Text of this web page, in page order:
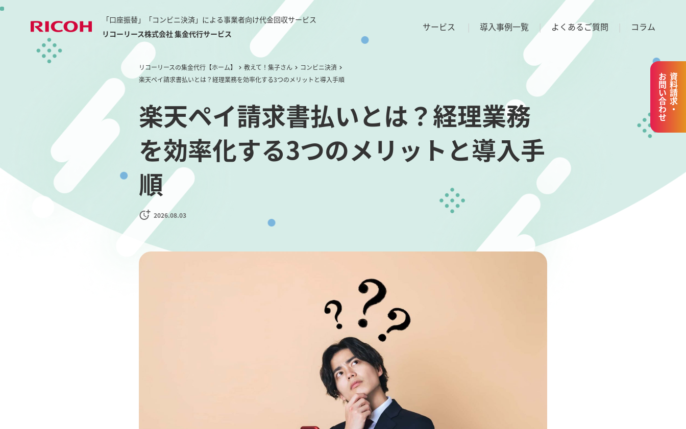
「口座振替」「コンビニ決済」による事業者向け代金回収サービス
リコーリース株式会社 集金代行サービス
サービス 導入事例一覧 よくあるご質問 コラム
リコーリースの集金代行【ホーム】 教えて！集子さん
コンビニ決済
楽天ペイ請求書払いとは？経理業務を効率化する3つのメリットと導入手順
楽天ペイ請求書払いとは？経理業務
を効率化する3つのメリットと導入手
順
2026.08.03
資料請求・
お問い合わせ